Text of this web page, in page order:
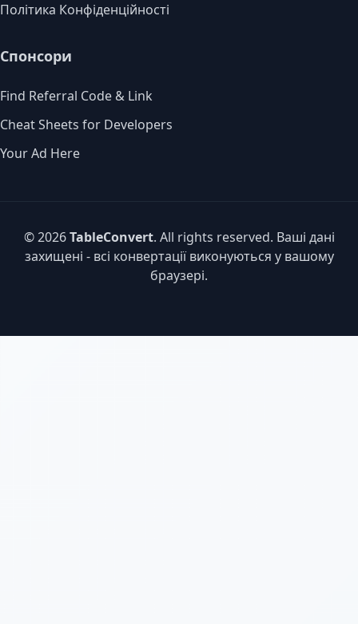
Політика Конфіденційності
Спонсори
Find Referral Code & Link
Cheat Sheets for Developers
Your Ad Here
© 2026TableConvert. All rights reserved. Ваші дані
захищені - всі конвертації виконуються у вашому
браузері.